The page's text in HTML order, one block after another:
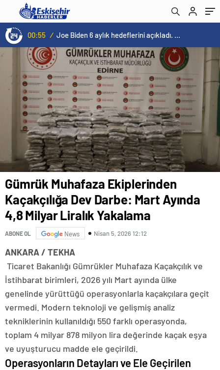
00:55 / Joe Biden 6 aylık hedeflerini açıkladı. Senato buz gibi…
Yakalama
Gümrük Muhafaza Ekiplerinden
Kaçakçılığa Dev Darbe: Mart Ayında
4,8 Milyar Liralık Yakalama
ABONE OL News Nisan 5, 2026 12:12
ANKARA / TEKHA
Ticaret Bakanlığı Gümrükler Muhafaza Kaçakçılık ve
İstihbarat birimleri, 2026 yılı Mart ayında ülke
genelinde yürüttüğü operasyonlarla kaçakçılara geçit
vermedi. Modern teknoloji ve gelişmiş analiz
tekniklerinin kullanıldığı 550 farklı operasyonda,
toplam 4 milyar 878 milyon lira değerinde kaçak eşya
ve uyuşturucu madde ele geçirildi.
Operasyonların Detayları ve Ele Geçirilen